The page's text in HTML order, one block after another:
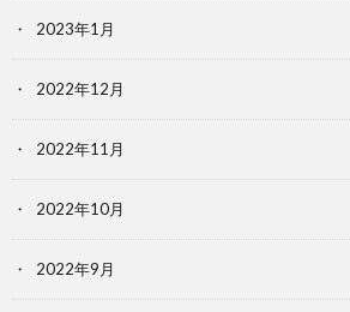
2023年1月
2022年12月
2022年11月
2022年10月
2022年9月